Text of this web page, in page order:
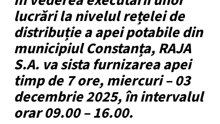
lucrări la nivelul rețelei de
distribuție a apei potabile din
municipiul Constanța, RAJA
S.A. va sista furnizarea apei
timp de 7 ore, miercuri – 03
decembrie 2025, în intervalul
orar 09.00 – 16.00.